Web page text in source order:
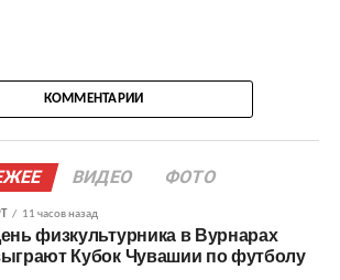
КОММЕНТАРИИ
ВИДЕО ФОТО
11 часов назад
физкультурника в Вурнарах
Кубок Чувашии по футболу